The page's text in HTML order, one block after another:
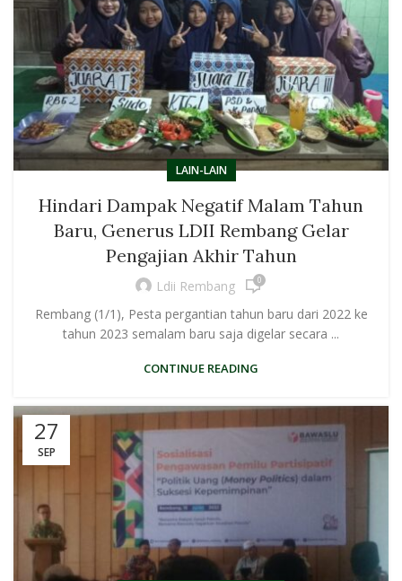
LAIN-LAIN
Hindari Dampak Negatif Malam Tahun
Baru, Generus LDII Rembang Gelar
Pengajian Akhir Tahun
Ldii Rembang 0
Rembang (1/1), Pesta pergantian tahun baru dari 2022 ke
tahun 2023 semalam baru saja digelar secara ...
CONTINUE READING
27
SEP